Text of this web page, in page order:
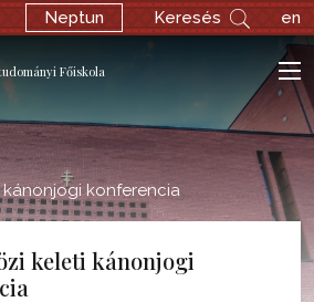
Neptun Keresés en
Főiskola
konferencia
keleti kánonjogi